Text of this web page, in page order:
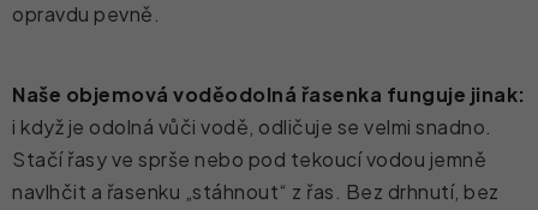
opravdu pevně.
Naše objemová voděodolná řasenka funguje jinak:
i když je odolná vůči vodě, odličuje se velmi snadno.
Stačí řasy ve sprše nebo pod tekoucí vodou jemně
navlhčit a řasenku „stáhnout“ z řas. Bez drhnutí, bez